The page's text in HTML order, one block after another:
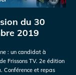
du 30
2019
: un candidat à
Frissons TV. 2e édition
Conférence et repas